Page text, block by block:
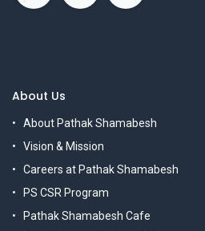
About Us
About Pathak Shamabesh
Vision & Mission
Careers at Pathak Shamabesh
PS CSR Program
Pathak Shamabesh Cafe